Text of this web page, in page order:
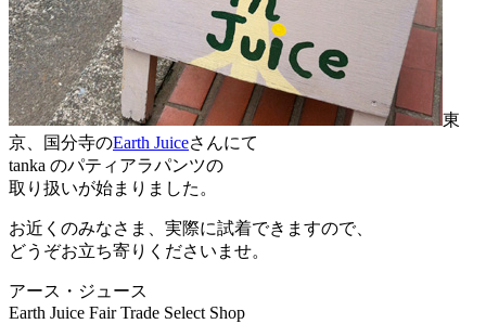
東
京、国分寺のEarth Juiceさんにて
tanka のパティアラパンツの
取り扱いが始まりました。
お近くのみなさま、実際に試着できますので、
どうぞお立ち寄りくださいませ。
アース・ジュース
Earth Juice Fair Trade Select Shop